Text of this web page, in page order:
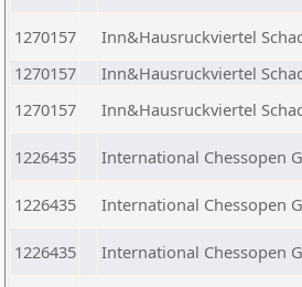
1270157 Inn&Hausruckviertel
1270157
Inn&Hausruckviertel
1270157
Inn&Hausruckviertel
1226435 International Chessopen
1226435 International Chessopen
1226435 International Chessopen